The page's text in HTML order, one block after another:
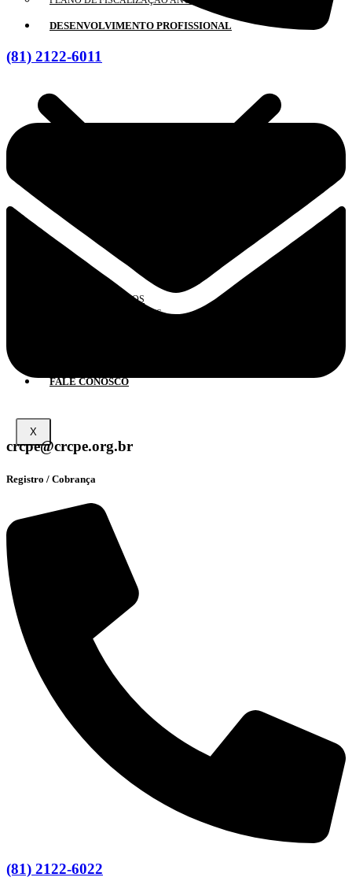
DESENVOLVIMENTO PROFISSIONAL
AGENDA DE CURSOS
CADASTRO/ INSCRIÇÕES
FALE CONOSCO
X
(81) 2122-6011
crcpe@crcpe.org.br
Registro / Cobrança
(81) 2122-6022